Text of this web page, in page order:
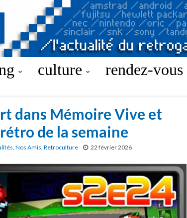
culture rendez-vous
dans Mémoire Vive et
de la semaine
, Nos Amis, Retroculture 22 février 2026